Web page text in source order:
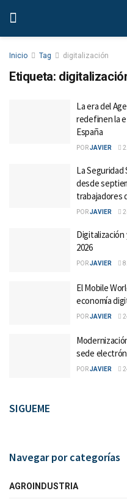
Inicio Tag digitalización
Etiqueta:
La era del
redefinen la
España
PORJAVIER
La
desde
trabajadores
PORJAVIER
Digitalización
2026
PORJAVIER
El Mobile
economía
PORJAVIER
sede
PORJAVIER
SIGUEME
Navegar por categorías
AGROINDUSTRIA